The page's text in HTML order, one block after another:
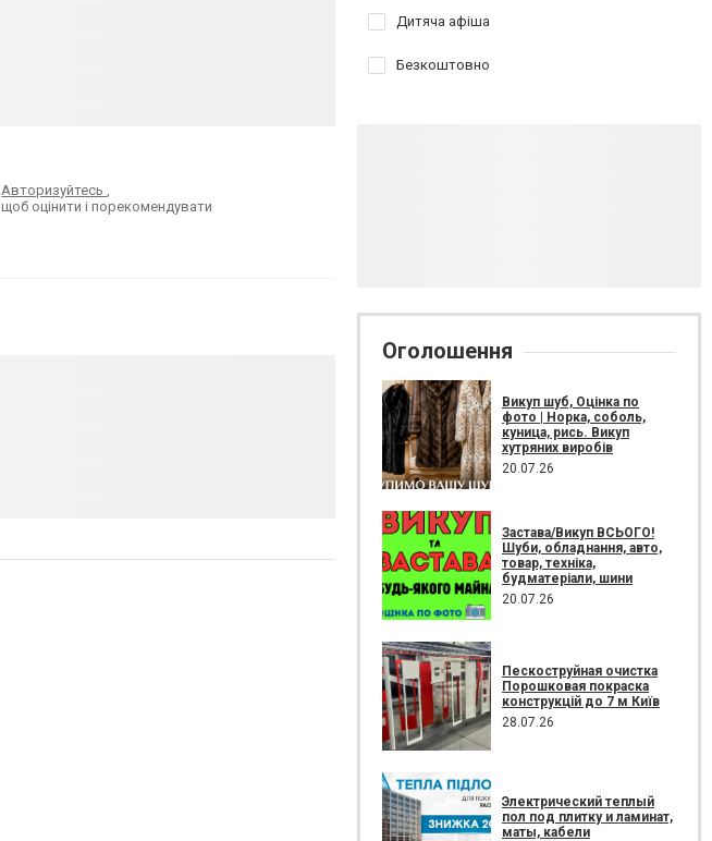
Авторизуйтесь,
щоб оцінити і порекомендувати
Дитяча афіша
Безкоштовно
Оголошення
Викуп шуб, Оцінка по
фото | Норка, соболь,
куница, рись. Викуп
хутряних виробів
20.07.26
Застава/Викуп ВСЬОГО!
Шуби, обладнання, авто,
товар, техніка,
будматеріали, шини
20.07.26
Пескоструйная очистка
Порошковая покраска
конструкцій до 7 м Київ
28.07.26
Электрический теплый
пол под плитку и ламинат,
маты, кабели